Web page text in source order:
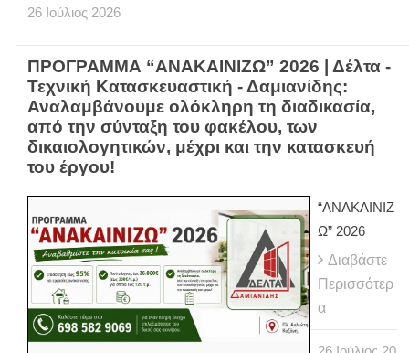
26 Ιούλιος 2026
ΠΡΟΓΡΑΜΜΑ “ΑΝΑΚΑΙΝΙΖΩ” 2026 | Δέλτα -
Τεχνική Κατασκευαστική - Δαμιανίδης:
Αναλαμβάνουμε ολόκληρη τη διαδικασία,
από την σύνταξη του φακέλου, των
δικαιολογητικών, μέχρι και την κατασκευή
του έργου!
“ΑΝΑΚΑΙΝΙΖ
Ω” 2026
Διαβάστε
Περισσότερ
α